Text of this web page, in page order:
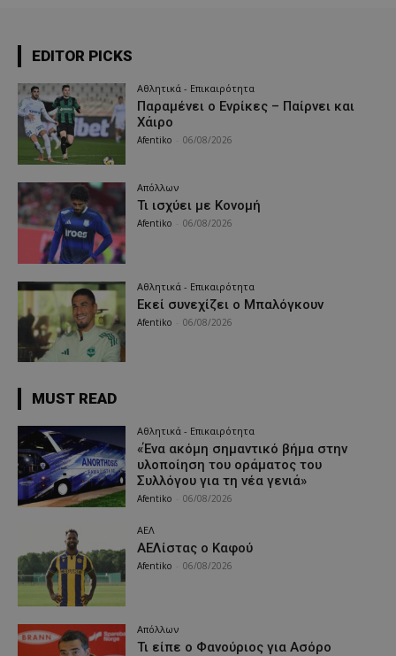
EDITOR PICKS
Αθλητικά - Επικαιρότητα
Παραμένει ο Ενρίκες – Παίρνει και
Χάιρο
Afentiko 06/08/2026
Απόλλων
Τι ισχύει με Κονομή
Afentiko 06/08/2026
Αθλητικά - Επικαιρότητα
Εκεί συνεχίζει ο Μπαλόγκουν
Afentiko 06/08/2026
MUST READ
Αθλητικά - Επικαιρότητα
«Ένα ακόμη σημαντικό βήμα στην
υλοποίηση του οράματος του
Συλλόγου για τη νέα γενιά»
Afentiko 06/08/2026
ΑΕΛ
ΑΕΛίστας ο Καφού
Afentiko 06/08/2026
Απόλλων
Τι είπε ο Φανούριος για Ασόρο